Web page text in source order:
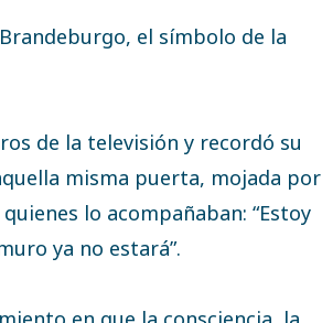
el símbolo de la
de la televisión y recordó su
misma puerta, mojada por
lo acompañaban: “Estoy
ya no estará”.